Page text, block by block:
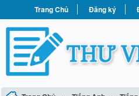
Trang Chủ Đăng ký